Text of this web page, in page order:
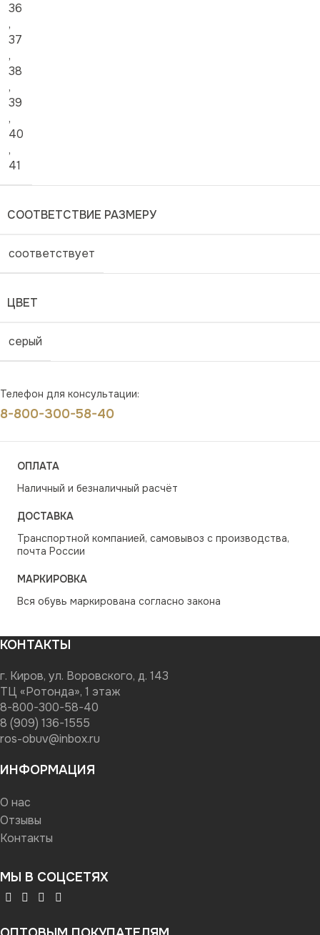
36
,
37
,
38
,
39
,
40
,
41
СООТВЕТСТВИЕ РАЗМЕРУ
соответствует
ЦВЕТ
серый
Телефон для консультации:
8-800-300-58-40
ОПЛАТА
Наличный и безналичный расчёт
ДОСТАВКА
Транспортной компанией, самовывоз с производства,
почта России
МАРКИРОВКА
Вся обувь маркирована согласно закона
КОНТАКТЫ
г. Киров, ул. Воровского, д. 143
ТЦ «Ротонда», 1 этаж
8-800-300-58-40
8 (909) 136-1555
ros-obuv@inbox.ru
ИНФОРМАЦИЯ
О нас
Отзывы
Контакты
МЫ В СОЦСЕТЯХ